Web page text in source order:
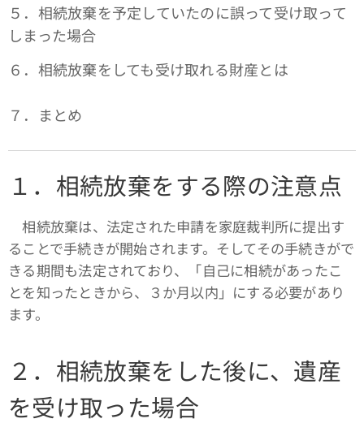
５．相続放棄を予定していたのに誤って受け取って
しまった場合
６．相続放棄をしても受け取れる財産とは
７．まとめ
１．相続放棄をする際の注意点
相続放棄は、法定された申請を家庭裁判所に提出す
ることで手続きが開始されます。そしてその手続きがで
きる期間も法定されており、「自己に相続があったこ
とを知ったときから、３か月以内」にする必要があり
ます。
２．相続放棄をした後に、遺産
を受け取った場合